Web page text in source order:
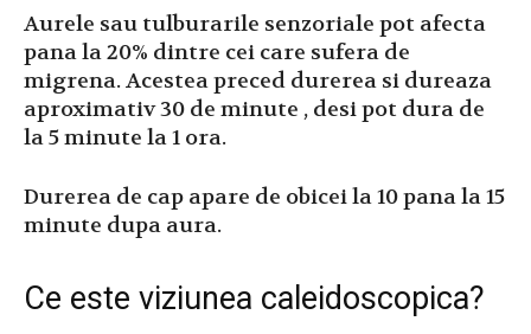
Aurele sau tulburarile senzoriale pot afecta
pana la 20% dintre cei care sufera de
migrena. Acestea preced durerea si dureaza
aproximativ 30 de minute , desi pot dura de
la 5 minute la 1 ora.
Durerea de cap apare de obicei la 10 pana la 15
minute dupa aura.
Ce este viziunea caleidoscopica?